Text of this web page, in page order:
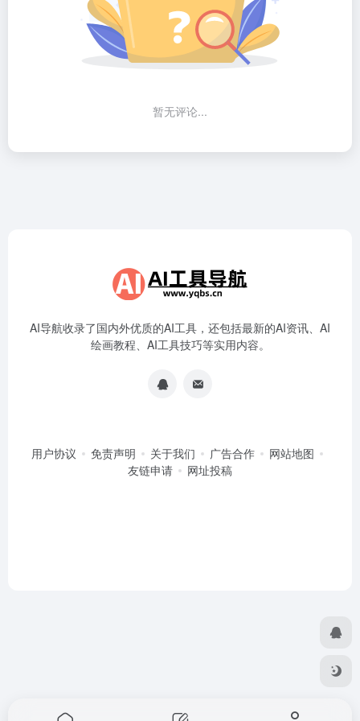
暂无评论...
AI导航收录了国内外优质的AI工具，还包括最新的AI资讯、AI
绘画教程、AI工具技巧等实用内容。
用户协议 免责声明 关于我们 广告合作
网站地图
友链申请
网址投稿